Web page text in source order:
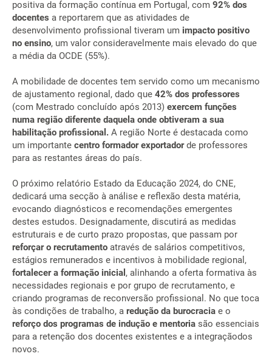
positiva da formação contínua em Portugal, com 92% dos
docentes a reportarem que as atividades de
desenvolvimento profissional tiveram um impacto positivo
no ensino, um valor consideravelmente mais elevado do que
a média da OCDE (55%).
A mobilidade de docentes tem servido como um mecanismo
de ajustamento regional, dado que 42% dos professores
(com Mestrado concluído após 2013) exercem funções
numa região diferente daquela onde obtiveram a sua
habilitação profissional. A região Norte é destacada como
um importante centro formador exportadorde professores
para as restantes áreas do país.
O próximo relatório Estado da Educação 2024, do CNE,
dedicará uma secção à análise e reflexão desta matéria,
evocando diagnósticos e recomendações emergentes
destes estudos. Designadamente, discutirá as medidas
estruturais e de curto prazo propostas, que passam por
reforçar o recrutamento através de salários competitivos,
estágios remunerados e incentivos à mobilidade regional,
fortalecer a formação inicial , alinhando a oferta formativa às
necessidades regionais e por grupo de recrutamento, e
criando programas de reconversão profissional. No que toca
às condições de trabalho, a redução da burocracia e o
reforço dos programas de indução e mentoria são essenciais
para a retenção dos docentes existentes e a integraçãodos
novos.